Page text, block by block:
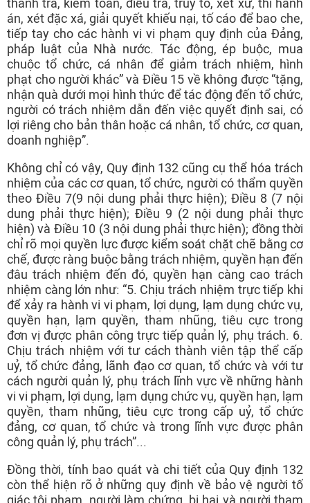
thanh tra, kiểm toán, điều tra, truy tố, xét xử, thi hành
án, xét đặc xá, giải quyết khiếu nại, tố cáo để bao che,
tiếp tay cho các hành vi vi phạm quy định của Đảng,
pháp luật của Nhà nước. Tác động, ép buộc, mua
chuộc tổ chức, cá nhân để giảm trách nhiệm, hình
phạt cho người khác” và Điều 15 về không được “tặng,
nhận quà dưới mọi hình thức để tác động đến tổ chức,
người có trách nhiệm dẫn đến việc quyết định sai, có
lợi riêng cho bản thân hoặc cá nhân, tổ chức, cơ quan,
doanh nghiệp”.
Không chỉ có vậy, Quy định 132 cũng cụ thể hóa trách
nhiệm của các cơ quan, tổ chức, người có thẩm quyền
theo Điều 7(9 nội dung phải thực hiện); Điều 8 (7 nội
dung phải thực hiện); Điều 9 (2 nội dung phải thực
hiện) và Điều 10 (3 nội dung phải thực hiện); đồng thời
chỉ rõ mọi quyền lực được kiểm soát chặt chẽ bằng cơ
chế, được ràng buộc bằng trách nhiệm, quyền hạn đến
đâu trách nhiệm đến đó, quyền hạn càng cao trách
nhiệm càng lớn như: “5. Chịu trách nhiệm trực tiếp khi
để xảy ra hành vi vi phạm, lợi dụng, lạm dụng chức vụ,
quyền hạn, lạm quyền, tham nhũng, tiêu cực trong
đơn vị được phân công trực tiếp quản lý, phụ trách. 6.
Chịu trách nhiệm với tư cách thành viên tập thể cấp
uỷ, tổ chức đảng, lãnh đạo cơ quan, tổ chức và với tư
cách người quản lý, phụ trách lĩnh vực về những hành
vi vi phạm, lợi dụng, lạm dụng chức vụ, quyền hạn, lạm
quyền, tham nhũng, tiêu cực trong cấp uỷ, tổ chức
đảng, cơ quan, tổ chức và trong lĩnh vực được phân
công quản lý, phụ trách”...
Đồng thời, tính bao quát và chi tiết của Quy định 132
còn thể hiện rõ ở những quy định về bảo vệ người tố
giác tội phạm, người làm chứng, bị hại và người tham